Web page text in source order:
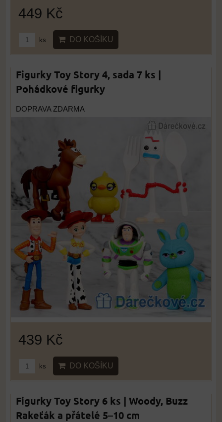
449 Kč
ks DO KOŠÍKU
Figurky Toy Story 4, sada 7 ks |
Pohádkové figurky
DOPRAVA ZDARMA
439 Kč
ks DO KOŠÍKU
Figurky Toy Story 6 ks | Woody, Buzz
Rakeťák a přátelé 5–10 cm